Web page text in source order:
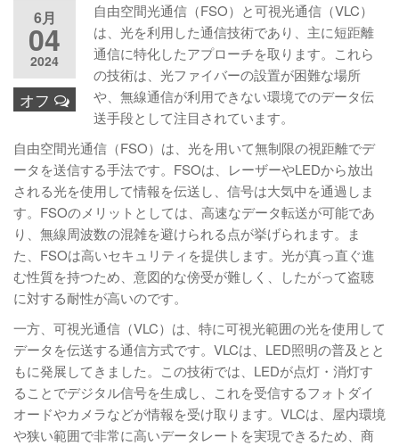
6月
04
2024
オフ
自由空間光通信（FSO）と可視光通信（VLC）
は、光を利用した通信技術であり、主に短距離
通信に特化したアプローチを取ります。これら
の技術は、光ファイバーの設置が困難な場所
や、無線通信が利用できない環境でのデータ伝
送手段として注目されています。
自由空間光通信（FSO）は、光を用いて無制限の視距離でデ
ータを送信する手法です。FSOは、レーザーやLEDから放出
される光を使用して情報を伝送し、信号は大気中を通過しま
す。FSOのメリットとしては、高速なデータ転送が可能であ
り、無線周波数の混雑を避けられる点が挙げられます。ま
た、FSOは高いセキュリティを提供します。光が真っ直ぐ進
む性質を持つため、意図的な傍受が難しく、したがって盗聴
に対する耐性が高いのです。
一方、可視光通信（VLC）は、特に可視光範囲の光を使用して
データを伝送する通信方式です。VLCは、LED照明の普及とと
もに発展してきました。この技術では、LEDが点灯・消灯す
ることでデジタル信号を生成し、これを受信するフォトダイ
オードやカメラなどが情報を受け取ります。VLCは、屋内環境
や狭い範囲で非常に高いデータレートを実現できるため、商